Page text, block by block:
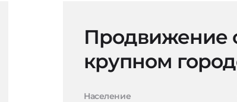
Продвижение
крупном
Население